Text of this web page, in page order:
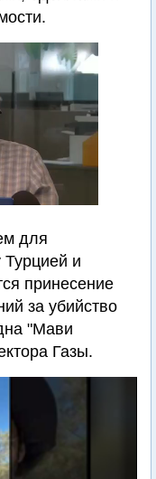
для
и
принесение
за убийство
"Мави
Газы.